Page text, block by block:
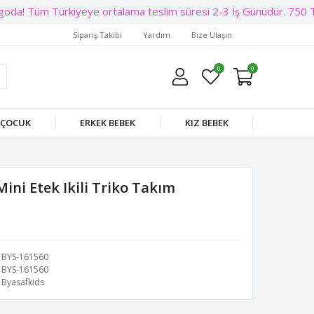
Tüm Türkiyeye ortalama teslim süresi 2-3 İş Günüdür. 750
Sipariş Takibi Yardım Bize Ulaşın
0 0
ERKEK BEBEK KIZ BEBEK
Etek Ikili Triko Takım
BYS-161560
BYS-161560
Byasafkids